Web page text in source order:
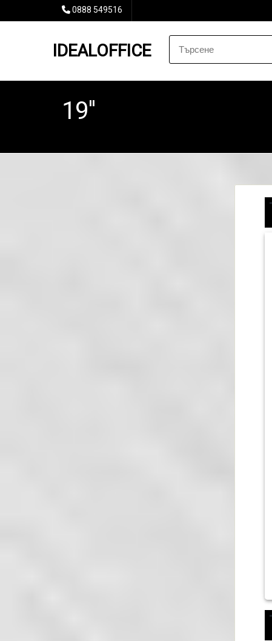
0888 549516
IDEALOFFICE
19''